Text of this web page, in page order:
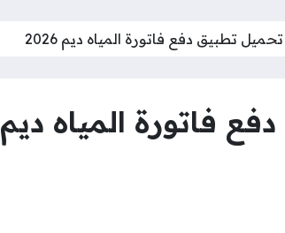
تحميل تطبيق دفع فاتورة المياه ديم 2026
فاتورة المياه ديم 2026